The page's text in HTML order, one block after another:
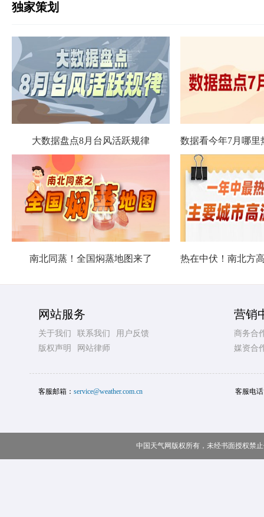
独家策划
大数据盘点8月台风活跃规律
南北同蒸！全国焖蒸地图来了
网站服务
关于我们 联系我们
用户反馈
版权声明
网站律师
营销
商务合
媒资合
客服邮箱： service@weather.com.cn 客服电
中国天气网版权所有，未经书面授权